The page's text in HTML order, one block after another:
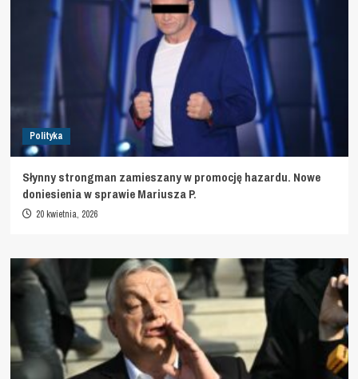
Polityka
Słynny strongman zamieszany w promocję hazardu. Nowe
doniesienia w sprawie Mariusza P.
20 kwietnia, 2026